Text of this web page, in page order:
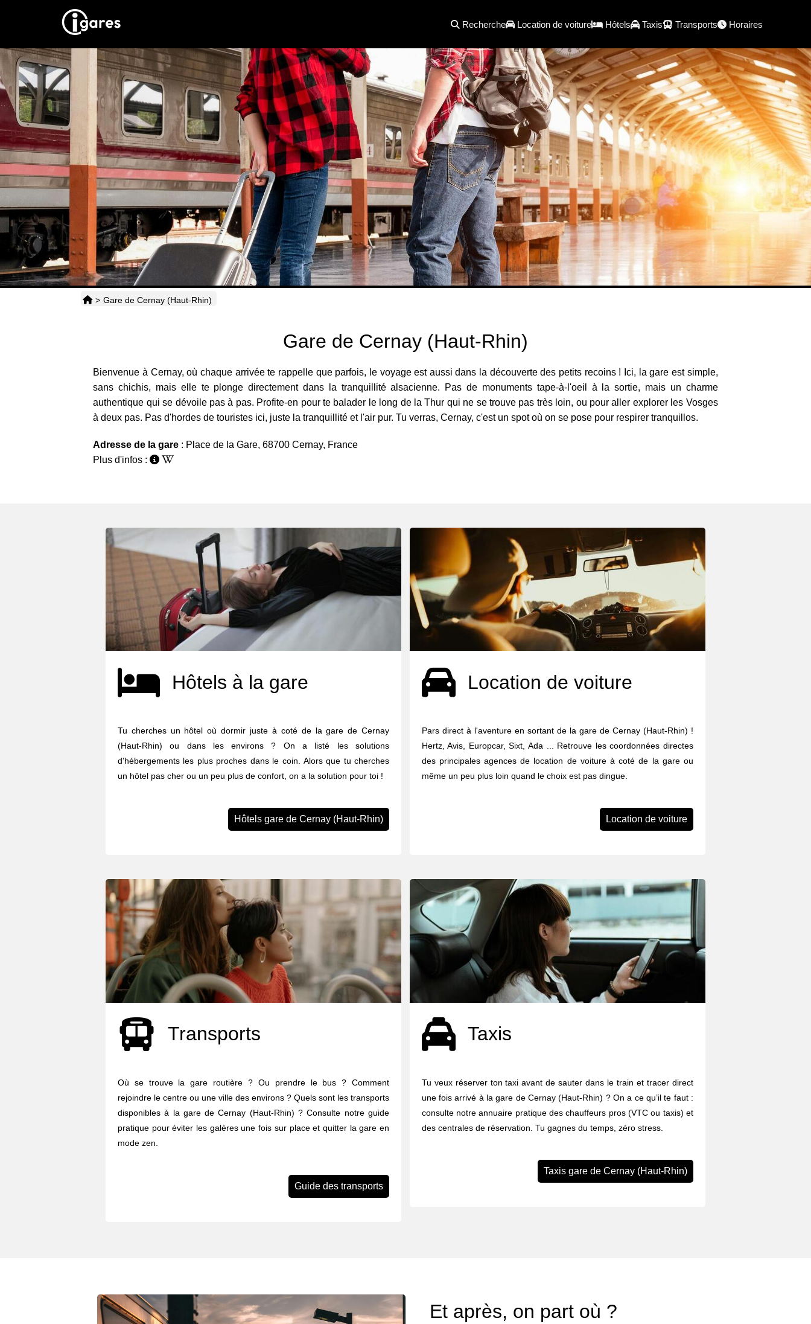
Recherche Location de voiture Hôtels Taxis Transports Horaires
> Gare de Cernay (Haut-Rhin)
Gare de Cernay (Haut-Rhin)
Bienvenue à Cernay, où chaque arrivée te rappelle que parfois, le voyage est aussi dans la découverte des petits recoins ! Ici, la gare est simple,
sans chichis, mais elle te plonge directement dans la tranquillité alsacienne. Pas de monuments tape-à-l'oeil à la sortie, mais un charme
authentique qui se dévoile pas à pas. Profite-en pour te balader le long de la Thur qui ne se trouve pas très loin, ou pour aller explorer les Vosges
à deux pas. Pas d'hordes de touristes ici, juste la tranquillité et l'air pur. Tu verras, Cernay, c'est un spot où on se pose pour respirer tranquillos.
Adresse de la gare : Place de la Gare, 68700 Cernay, France
Plus d'infos :
Hôtels à la gare
Tu cherches un hôtel où dormir juste à coté de la gare de Cernay
(Haut-Rhin) ou dans les environs ? On a listé les solutions
d'hébergements les plus proches dans le coin. Alors que tu cherches
un hôtel pas cher ou un peu plus de confort, on a la solution pour toi !
Hôtels gare de Cernay (Haut-Rhin)
Location de voiture
Pars direct à l'aventure en sortant de la gare de Cernay (Haut-Rhin) !
Hertz, Avis, Europcar, Sixt, Ada ... Retrouve les coordonnées directes
des principales agences de location de voiture à coté de la gare ou
même un peu plus loin quand le choix est pas dingue.
Location de voiture
Transports
Où se trouve la gare routière ? Ou prendre le bus ? Comment
rejoindre le centre ou une ville des environs ? Quels sont les transports
disponibles à la gare de Cernay (Haut-Rhin) ? Consulte notre guide
pratique pour éviter les galères une fois sur place et quitter la gare en
mode zen.
Guide des transports
Taxis
Tu veux réserver ton taxi avant de sauter dans le train et tracer direct
une fois arrivé à la gare de Cernay (Haut-Rhin) ? On a ce qu’il te faut :
consulte notre annuaire pratique des chauffeurs pros (VTC ou taxis) et
des centrales de réservation. Tu gagnes du temps, zéro stress.
Taxis gare de Cernay (Haut-Rhin)
Et après, on part où ?